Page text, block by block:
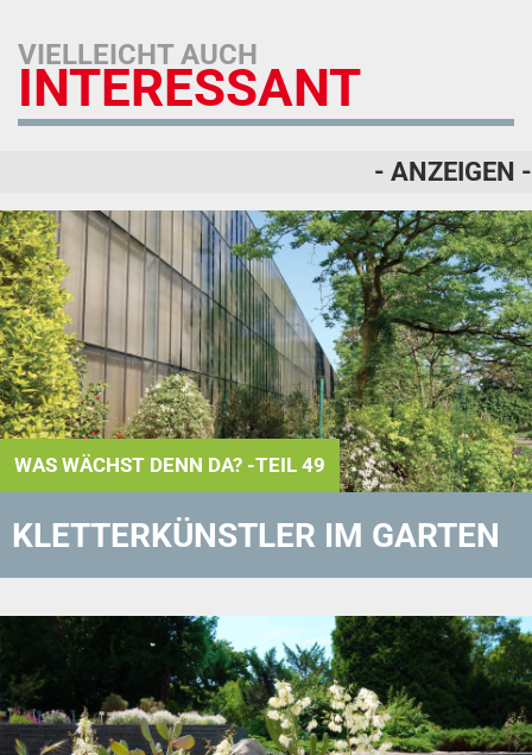
VIELLEICHT AUCH
INTERESSANT
- ANZEIGEN -
WAS WÄCHST DENN DA? -TEIL 49
KLETTERKÜNSTLER IM GARTEN